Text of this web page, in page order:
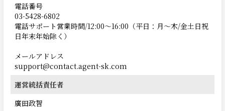
電話番号
03-5428-6802
電話サポート営業時間/12:00〜16:00（平日：月～木/金土日祝
日年末年始除く）
メールアドレス
support@contact.agent-sk.com
運営統括責任者
廣田政智